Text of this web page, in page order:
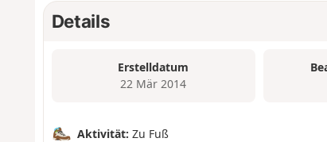
Details
Erstelldatum
22 Mär 2014
Aktivität: Zu Fuß